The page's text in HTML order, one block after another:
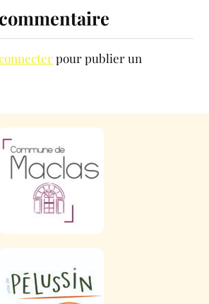
pour publier un